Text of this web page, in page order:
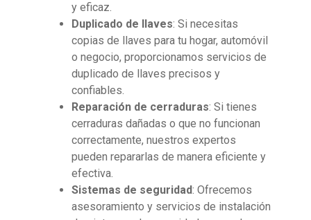
y eficaz.
Duplicado de llaves: Si necesitas
copias de llaves para tu hogar, automóvil
o negocio, proporcionamos servicios de
duplicado de llaves precisos y
confiables.
Reparación de cerraduras: Si tienes
cerraduras dañadas o que no funcionan
correctamente, nuestros expertos
pueden repararlas de manera eficiente y
efectiva.
Sistemas de seguridad: Ofrecemos
asesoramiento y servicios de instalación